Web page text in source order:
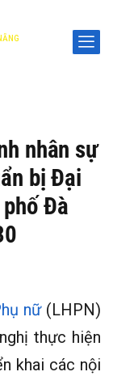
nhân sự
bị Đại
Đà
nữ(LHPN)
thực hiện
khai các nội